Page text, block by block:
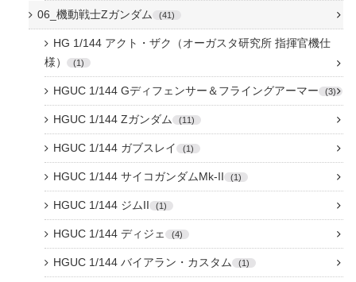
06_機動戦士Zガンダム 41
HG 1/144 アクト・ザク（オーガスタ研究所 指揮官機仕
様）
1
HGUC 1/144 Gディフェンサー＆フライングアーマー 3
HGUC 1/144 Zガンダム 11
HGUC 1/144 ガブスレイ 1
HGUC 1/144 サイコガンダムMk-II 1
HGUC 1/144 ジムII 1
HGUC 1/144 ディジェ 4
HGUC 1/144 バイアラン・カスタム 1